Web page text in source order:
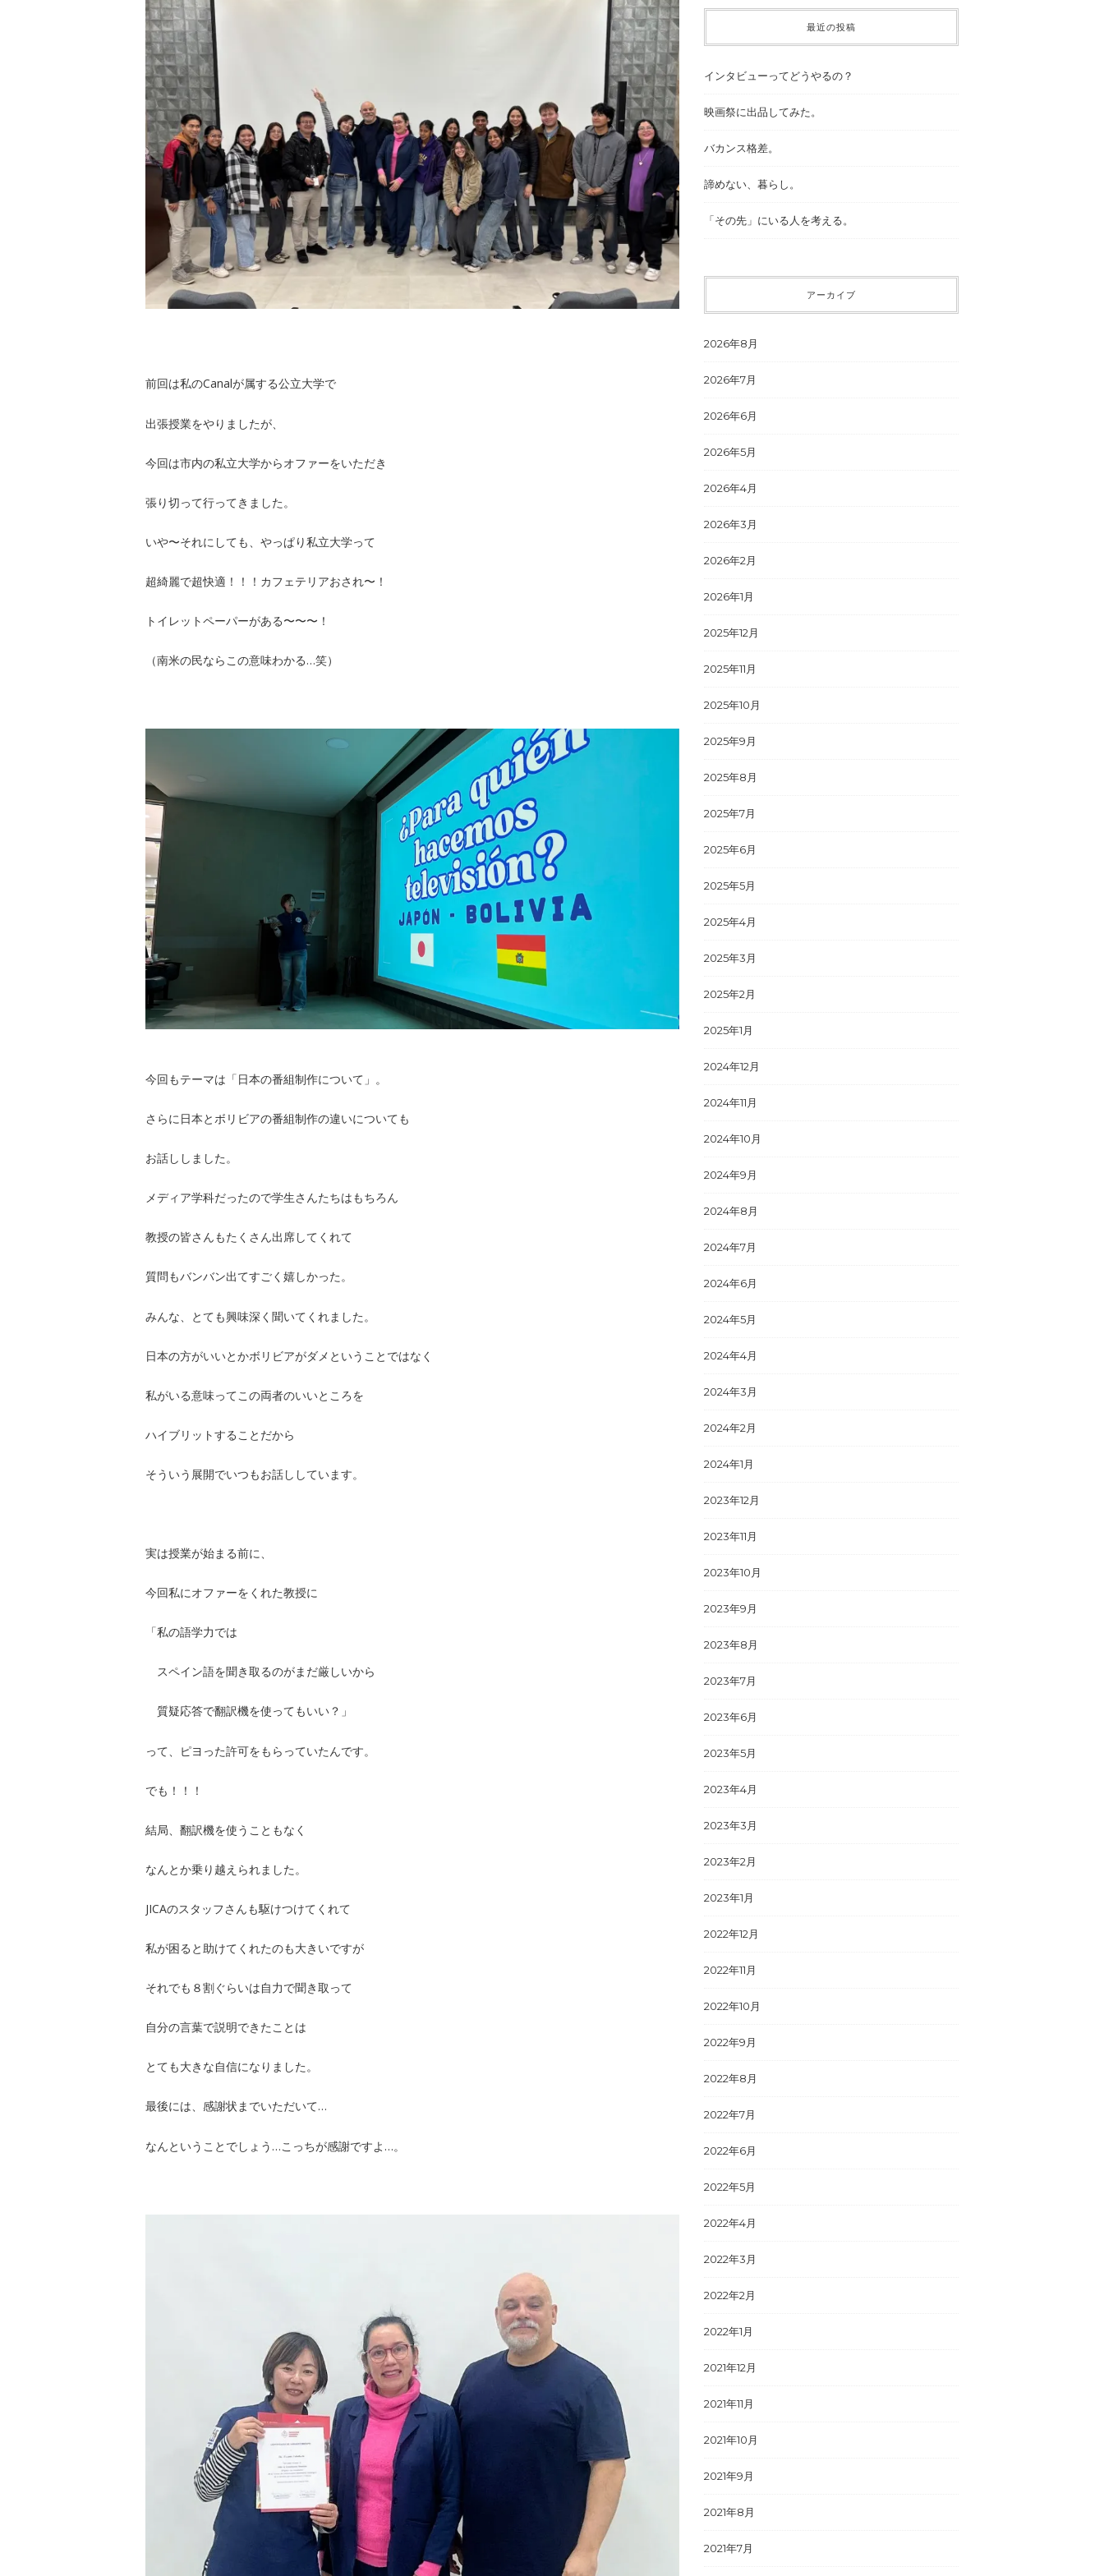
前回は私のCanalが属する公立大学で
出張授業をやりましたが、
今回は市内の私立大学からオファーをいただき
張り切って行ってきました。
いや〜それにしても、やっぱり私立大学って
超綺麗で超快適！！！カフェテリアおされ〜！
トイレットペーパーがある〜〜〜！
（南米の民ならこの意味わかる…笑）
今回もテーマは「日本の番組制作について」。
さらに日本とボリビアの番組制作の違いについても
お話ししました。
メディア学科だったので学生さんたちはもちろん
教授の皆さんもたくさん出席してくれて
質問もバンバン出てすごく嬉しかった。
みんな、とても興味深く聞いてくれました。
日本の方がいいとかボリビアがダメということではなく
私がいる意味ってこの両者のいいところを
ハイブリットすることだから
そういう展開でいつもお話ししています。
実は授業が始まる前に、
今回私にオファーをくれた教授に
「私の語学力では
スペイン語を聞き取るのがまだ厳しいから
質疑応答で翻訳機を使ってもいい？」
って、ピヨった許可をもらっていたんです。
でも！！！
結局、翻訳機を使うこともなく
なんとか乗り越えられました。
JICAのスタッフさんも駆けつけてくれて
私が困ると助けてくれたのも大きいですが
それでも８割ぐらいは自力で聞き取って
自分の言葉で説明できたことは
とても大きな自信になりました。
最後には、感謝状までいただいて…
なんということでしょう…こっちが感謝ですよ…。
最近の投稿
インタビューってどうやるの？
映画祭に出品してみた。
バカンス格差。
諦めない、暮らし。
「その先」にいる人を考える。
アーカイブ
2026年8月
2026年7月
2026年6月
2026年5月
2026年4月
2026年3月
2026年2月
2026年1月
2025年12月
2025年11月
2025年10月
2025年9月
2025年8月
2025年7月
2025年6月
2025年5月
2025年4月
2025年3月
2025年2月
2025年1月
2024年12月
2024年11月
2024年10月
2024年9月
2024年8月
2024年7月
2024年6月
2024年5月
2024年4月
2024年3月
2024年2月
2024年1月
2023年12月
2023年11月
2023年10月
2023年9月
2023年8月
2023年7月
2023年6月
2023年5月
2023年4月
2023年3月
2023年2月
2023年1月
2022年12月
2022年11月
2022年10月
2022年9月
2022年8月
2022年7月
2022年6月
2022年5月
2022年4月
2022年3月
2022年2月
2022年1月
2021年12月
2021年11月
2021年10月
2021年9月
2021年8月
2021年7月